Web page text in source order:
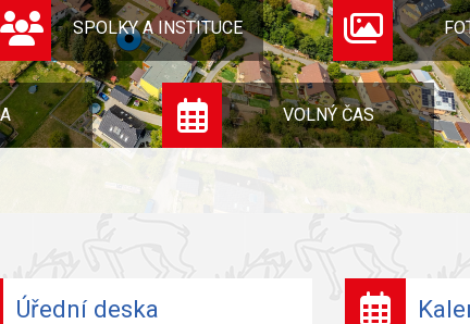
SPOLKY A INSTITUCE
VOLNÝ ČAS
Úřední deska